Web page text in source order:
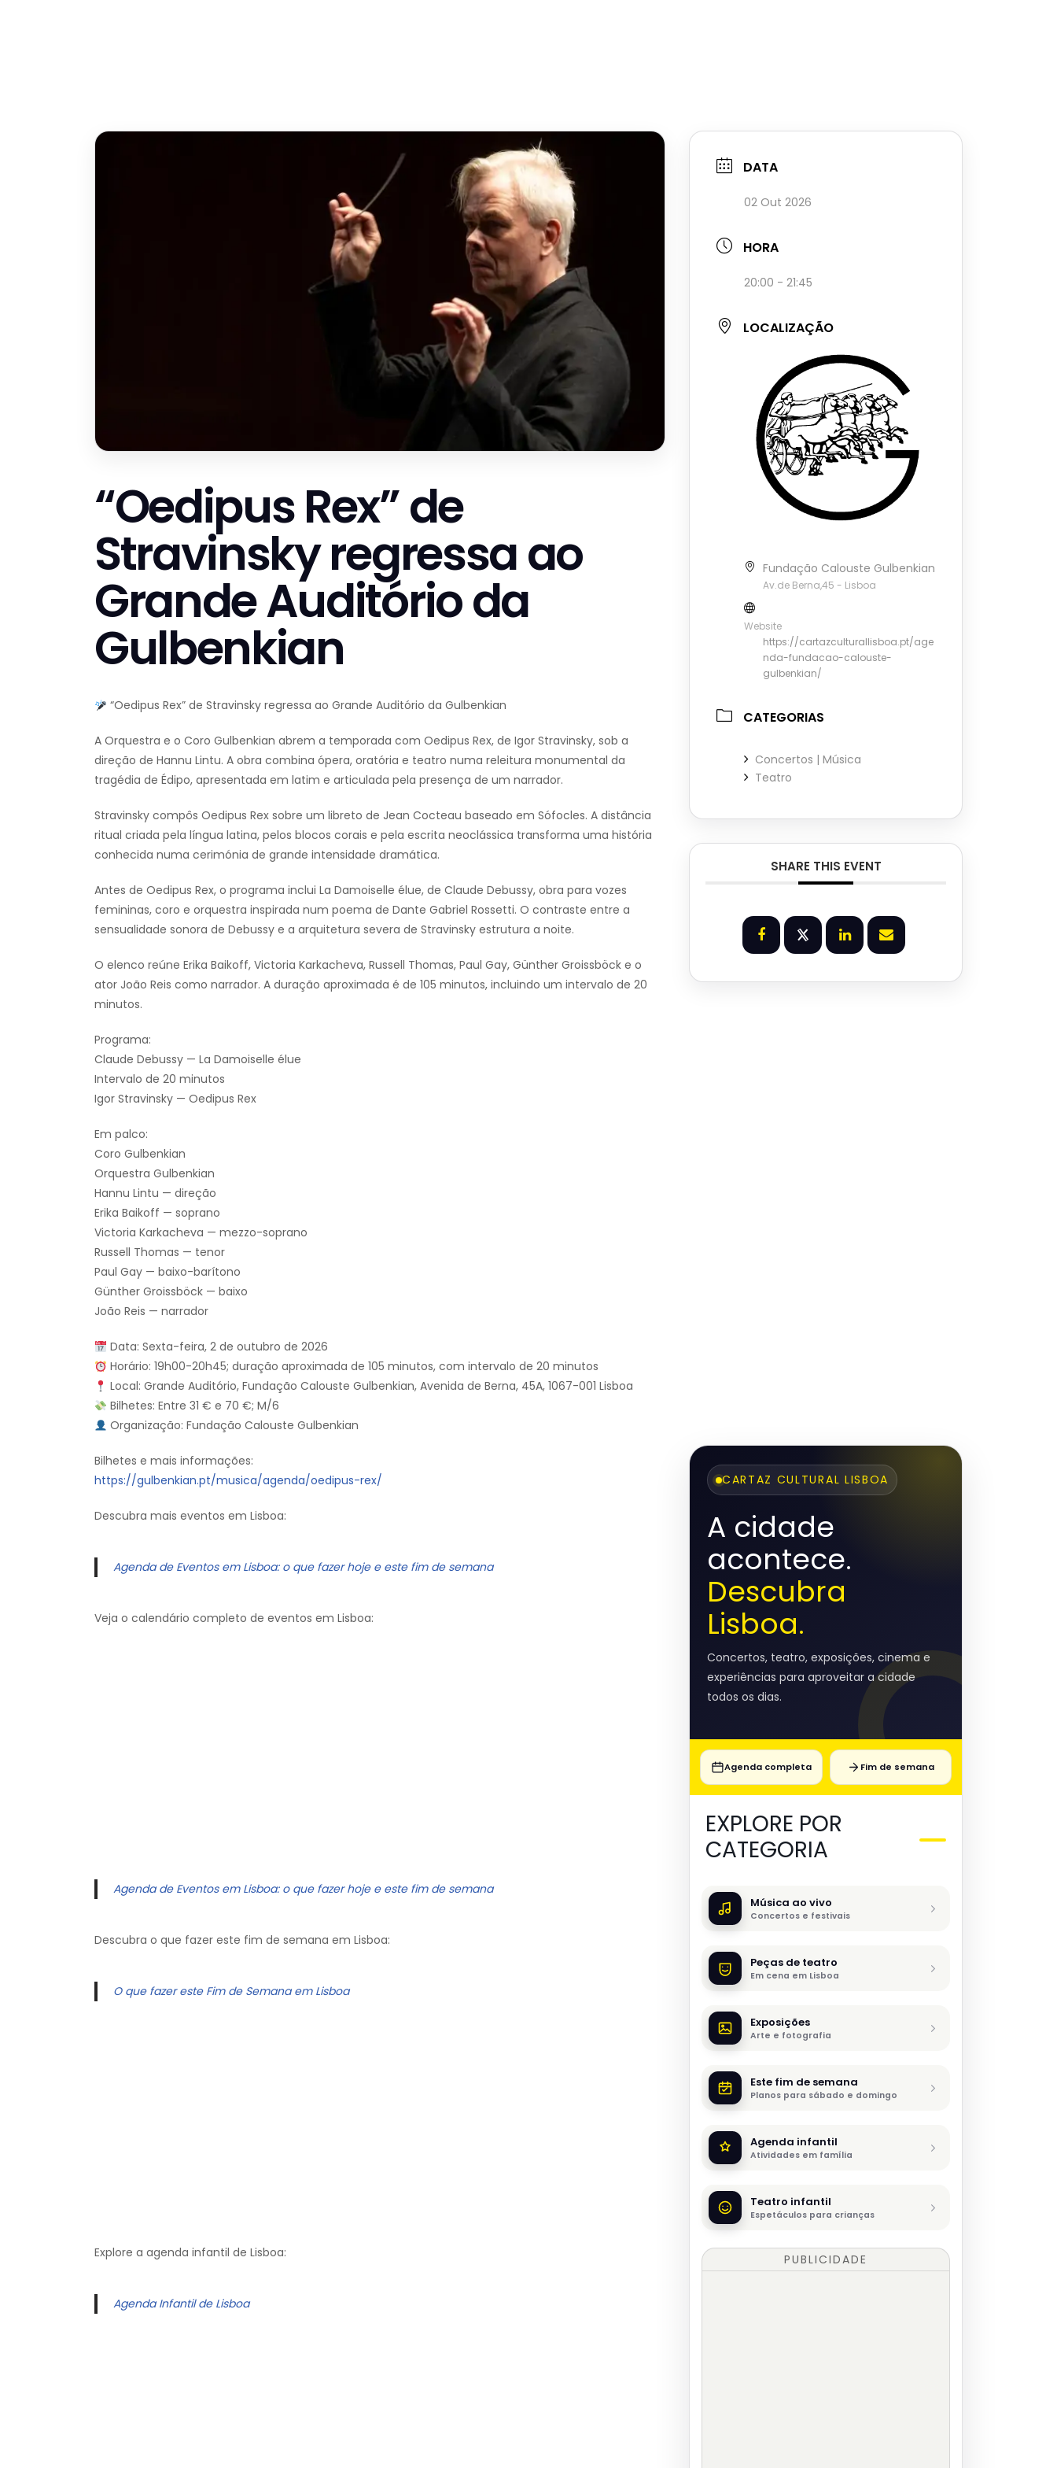
“Oedipus Rex” de
Stravinsky regressa ao
Grande Auditório da
Gulbenkian
“Oedipus Rex” de Stravinsky regressa ao Grande Auditório da Gulbenkian
A Orquestra e o Coro Gulbenkian abrem a temporada com Oedipus Rex, de Igor Stravinsky, sob a
direção de Hannu Lintu. A obra combina ópera, oratória e teatro numa releitura monumental da
tragédia de Édipo, apresentada em latim e articulada pela presença de um narrador.
Stravinsky compôs Oedipus Rex sobre um libreto de Jean Cocteau baseado em Sófocles. A distância
ritual criada pela língua latina, pelos blocos corais e pela escrita neoclássica transforma uma história
conhecida numa cerimónia de grande intensidade dramática.
Antes de Oedipus Rex, o programa inclui La Damoiselle élue, de Claude Debussy, obra para vozes
femininas, coro e orquestra inspirada num poema de Dante Gabriel Rossetti. O contraste entre a
sensualidade sonora de Debussy e a arquitetura severa de Stravinsky estrutura a noite.
O elenco reúne Erika Baikoff, Victoria Karkacheva, Russell Thomas, Paul Gay, Günther Groissböck e o
ator João Reis como narrador. A duração aproximada é de 105 minutos, incluindo um intervalo de 20
minutos.
Programa:
Claude Debussy — La Damoiselle élue
Intervalo de 20 minutos
Igor Stravinsky — Oedipus Rex
Em palco:
Coro Gulbenkian
Orquestra Gulbenkian
Hannu Lintu — direção
Erika Baikoff — soprano
Victoria Karkacheva — mezzo-soprano
Russell Thomas — tenor
Paul Gay — baixo-barítono
Günther Groissböck — baixo
João Reis — narrador
Data: Sexta-feira, 2 de outubro de 2026
Horário: 19h00-20h45; duração aproximada de 105 minutos, com intervalo de 20 minutos
Local: Grande Auditório, Fundação Calouste Gulbenkian, Avenida de Berna, 45A, 1067-001 Lisboa
Bilhetes: Entre 31 € e 70 €; M/6
Organização: Fundação Calouste Gulbenkian
Bilhetes e mais informações:
https://gulbenkian.pt/musica/agenda/oedipus-rex/
Descubra mais eventos em Lisboa:
Agenda de Eventos em Lisboa: o que fazer hoje e este fim de semana
Veja o calendário completo de eventos em Lisboa:
Agenda de Eventos em Lisboa: o que fazer hoje e este fim de semana
Descubra o que fazer este fim de semana em Lisboa:
O que fazer este Fim de Semana em Lisboa
Explore a agenda infantil de Lisboa:
Agenda Infantil de Lisboa
DATA
02 Out 2026
HORA
20:00 - 21:45
LOCALIZAÇÃO
Fundação Calouste Gulbenkian
Av.de Berna,45 - Lisboa
Website
https://cartazculturallisboa.pt/age
nda-fundacao-calouste-
gulbenkian/
CATEGORIAS
Concertos | Música
Teatro
SHARE THIS EVENT
CARTAZ CULTURAL LISBOA
A cidade
acontece.
Descubra
Lisboa.
Concertos, teatro, exposições, cinema e
experiências para aproveitar a cidade
todos os dias.
Agenda completa Fim de semana
EXPLORE POR
CATEGORIA
Música ao vivo
Concertos e festivais
Peças de teatro
Em cena em Lisboa
Exposições
Arte e fotografia
Este fim de semana
Planos para sábado e domingo
Agenda infantil
Atividades em família
Teatro infantil
Espetáculos para crianças
PUBLICIDADE